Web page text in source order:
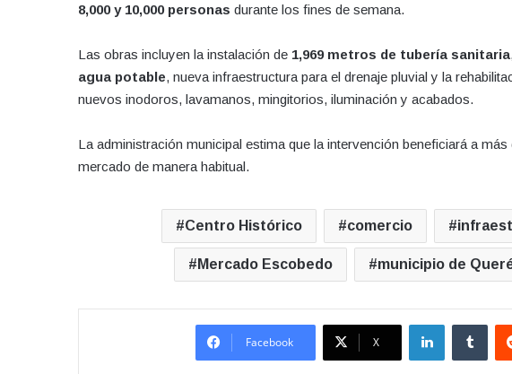
8,000 y 10,000 personas durante los fines de semana.
Las obras incluyen la instalación de 1,969 metros de tubería sanitaria
agua potable, nueva infraestructura para el drenaje pluvial y la
nuevos inodoros, lavamanos, mingitorios, iluminación y acabados.
La administración municipal estima que la intervención beneficiará a más
mercado de manera habitual.
Centro Histórico comercio
Mercado Escobedo municipio de
Facebook X
LinkedIn